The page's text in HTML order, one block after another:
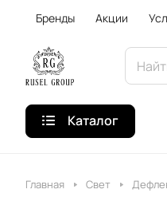
Бренды Акции
Каталог
Главная Свет